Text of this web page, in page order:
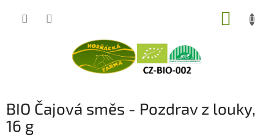
BIO Čajová směs - Pozdrav z louky,
16 g